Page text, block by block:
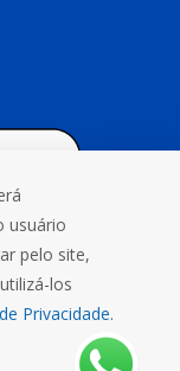
usuário
pelo site,
los
Privacidade.